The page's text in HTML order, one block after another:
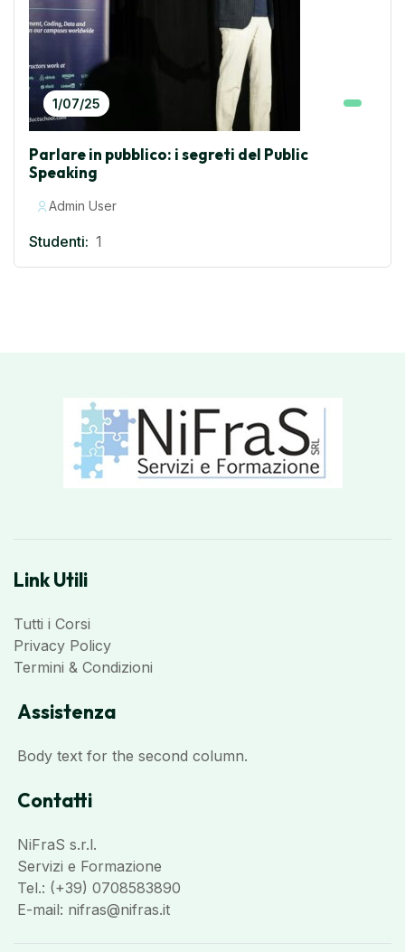
1/07/25
Parlare in pubblico: i segreti del Public
Speaking
Admin User
Studenti: 1
Link Utili
Tutti i Corsi
Privacy Policy
Termini & Condizioni
Assistenza
Body text for the second column.
Contatti
NiFraS s.r.l.
Servizi e Formazione
Tel.: (+39) 0708583890
E-mail: nifras@nifras.it